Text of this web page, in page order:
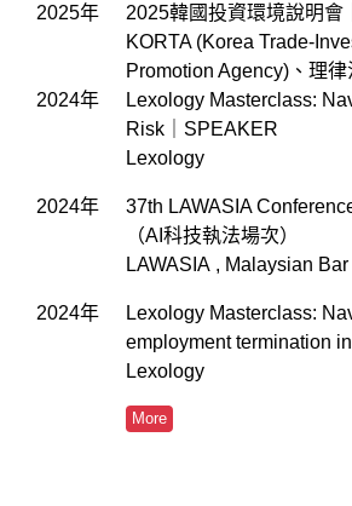
2025年
2025韓國投資環境說明會
KORTA (Korea Trade-
Promotion Agency)、理
2024年
Lexology Masterclass:
Risk｜SPEAKER
Lexology
2024年
37th LAWASIA
（AI科技執法場次）
LAWASIA , Malaysian Bar
2024年
Lexology Masterclass:
employment termination
Lexology
More